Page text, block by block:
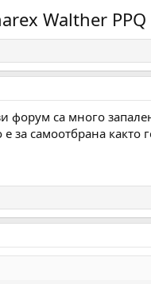
Walther PPQ
са много
самоотбрана